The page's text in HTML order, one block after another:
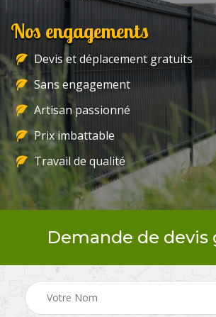
Nos engagements
Devis et déplacement gratuits
Sans engagement
Artisan passionné
Prix imbattable
Travail de qualité
Demande de